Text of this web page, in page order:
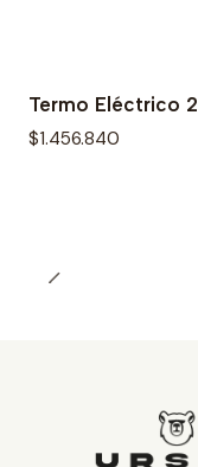
Termo Eléctrico
$1.456.840